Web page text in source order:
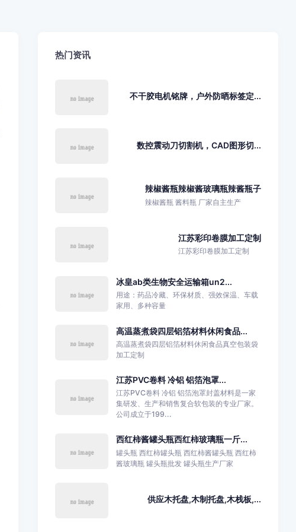
热门资讯
不干胶电机铭牌，户外防晒标签定...
数控震动刀切割机，CAD图形切...
辣椒酱瓶辣椒酱玻璃瓶辣酱瓶子
辣椒酱瓶 酱料瓶 厂家自主生产
江苏彩印卷膜加工定制
江苏彩印卷膜加工定制
冰皇ab类生物安全运输箱un2...
用途：药品冷藏、环保材质、强效保温、车载
家用、多种容量
高温蒸煮袋四层铝箔材料休闲食品...
高温蒸煮袋四层铝箔材料休闲食品真空包装袋
加工定制
江苏PVC卷料 冷铝 铝箔泡罩...
江苏PVC卷料 冷铝 铝箔泡罩封盖材料是一家
集研发、生产和销售复合软包装的专业厂家。
公司成立于199...
西红柿酱罐头瓶西红柿玻璃瓶一斤...
罐头瓶 西红柿罐头瓶 西红柿酱罐头瓶 西红柿
酱玻璃瓶 罐头瓶批发 罐头瓶生产厂家
供应木托盘,木制托盘,木栈板,...